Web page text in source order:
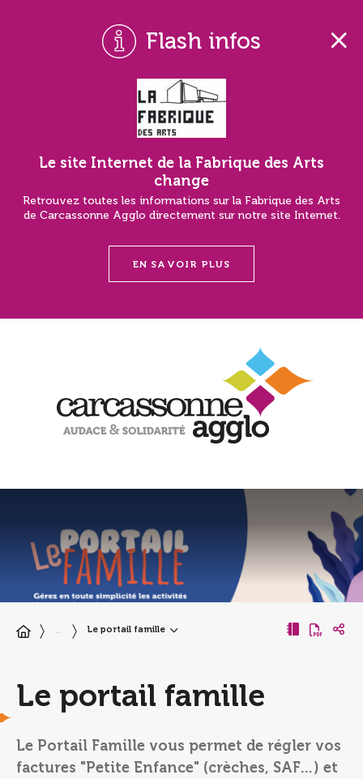
Flash infos
Le site Internet de la Fabrique des Arts
change
Retrouvez toutes les informations sur la Fabrique des Arts
de Carcassonne Agglo directement sur notre site Internet.
EN SAVOIR PLUS
… Le portail famille
Le portail famille
Le Portail Famille vous permet de régler vos
factures "Petite Enfance" (crèches, SAF…) et